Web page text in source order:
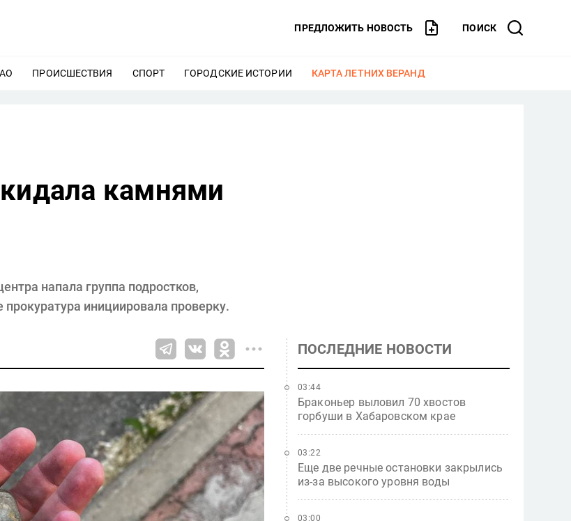
ПРЕДЛОЖИТЬ НОВОСТЬ ПОИСК
ЕЩЕ
ПРОИСШЕСТВИЯ ЕЩЕ
СПОРТ ЕЩЕ
ГОРОДСКИЕ ИСТОРИИ ЕЩЕ
КАРТА ЛЕТНИХ ВЕРАНД
камнями
напала группа подростков,
инициировала проверку.
ПОСЛЕДНИЕ НОВОСТИ
Браконьер выловил 70 хвостов
горбуши в Хабаровском крае
03:44
Еще две речные остановки закрылись
из-за высокого уровня воды
03:22
03:00